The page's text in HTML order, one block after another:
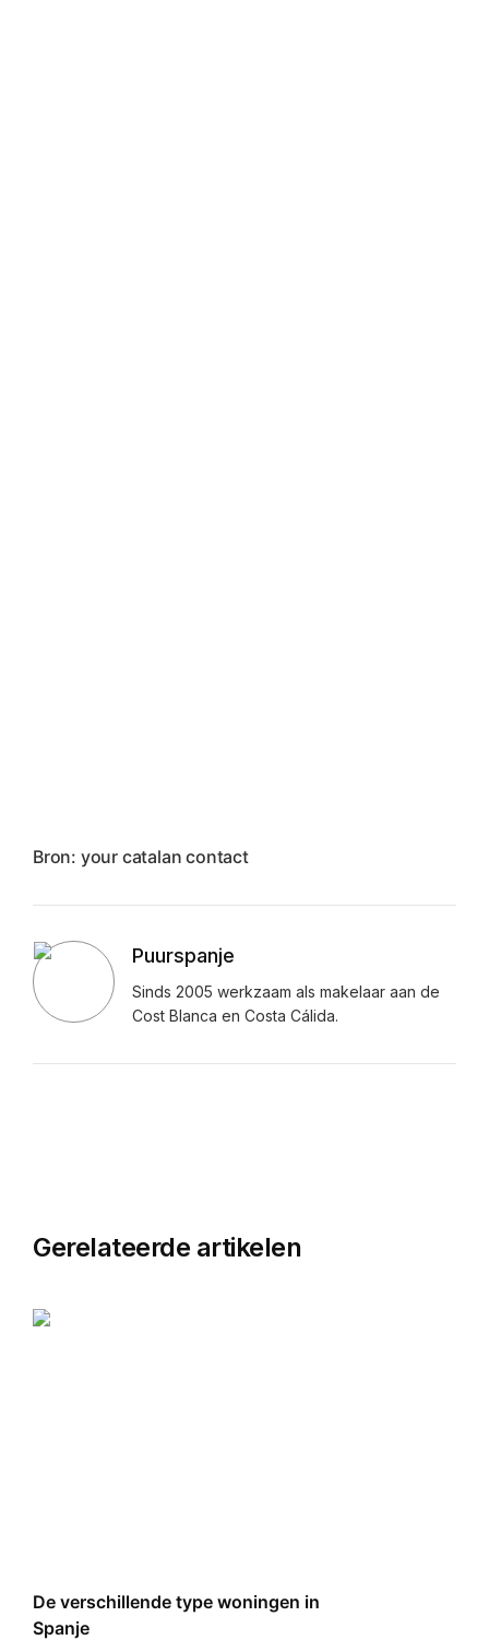
Bron: your catalan contact
Puurspanje
Sinds 2005 werkzaam als makelaar aan de
Cost Blanca en Costa Cálida.
Gerelateerde artikelen
De verschillende type woningen in
Spanje